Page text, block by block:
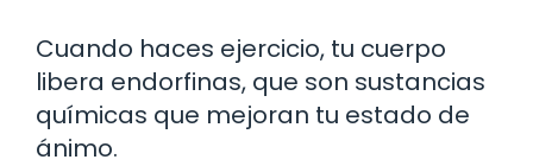
Cuando haces ejercicio, tu cuerpo
libera endorfinas, que son sustancias
químicas que mejoran tu estado de
ánimo.